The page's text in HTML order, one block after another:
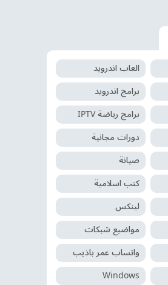
العاب اندرويد
برامج اندرويد
برامج رياضة IPTV
دورات مجانية
صيانة
كتب اسلامية
لينكس
مواضيع شبكات
واتساب عمر باذيب
Windows